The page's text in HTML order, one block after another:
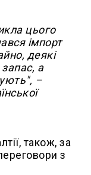
цього
імпорт
деякі
а
–
також, за
з